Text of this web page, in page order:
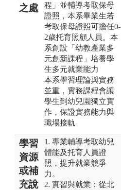
之處
程」並輔導考取保母
證照，本系畢業生若
考取保母證照可擔任0-
2歲托育照顧人員。本
系創設「幼教產業多
元創新課程」培養學
生多元就業能力
本系學習理論與實務
並重，實務課程會讓
學生到幼兒園獨立實
作，保證實務能力與
職場接軌
學習
資源
或補
充說
1. 專業輔導考取幼兒
體能及托育人員證
照，提升就業競爭
力。
2. 實習與就業：從北